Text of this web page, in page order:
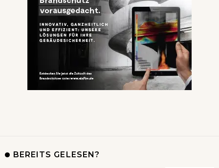
BEREITS GELESEN?